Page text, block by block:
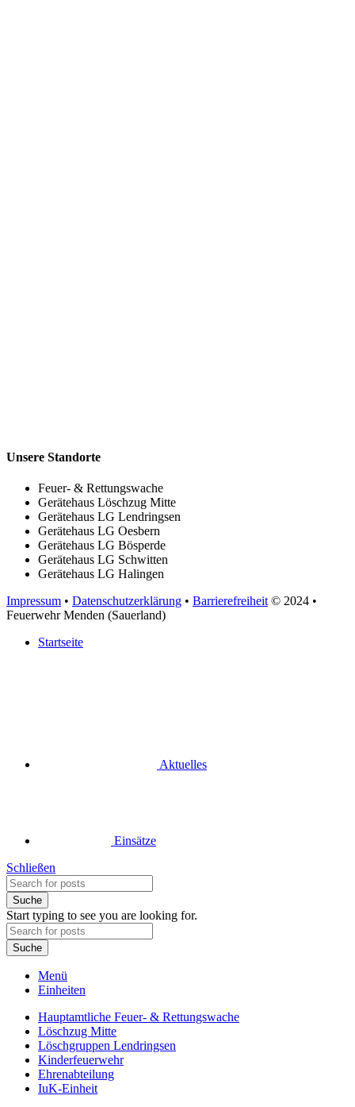
Unsere Standorte
Feuer- & Rettungswache
Gerätehaus Löschzug Mitte
Gerätehaus LG Lendringsen
Gerätehaus LG Oesbern
Gerätehaus LG Bösperde
Gerätehaus LG Schwitten
Gerätehaus LG Halingen
Impressum • Datenschutzerklärung • Barrierefreiheit © 2024 •
Feuerwehr Menden (Sauerland)
Startseite
Aktuelles
Einsätze
Schließen
Suche
Start typing to see you are looking for.
Suche
Menü
Einheiten
Hauptamtliche Feuer- & Rettungswache
Löschzug Mitte
Löschgruppen Lendringsen
Kinderfeuerwehr
Ehrenabteilung
IuK-Einheit